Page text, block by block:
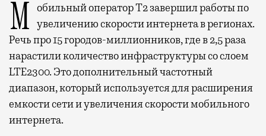
Мобильный оператор Т2 завершил работы по увеличению скорости интернета в регионах.
Речь про 15 городов-миллионников, где в 2,5 раза
нарастили количество инфраструктуры со слоем
LTE2300. Это дополнительный частотный
диапазон, который используется для расширения
емкости сети и увеличения скорости мобильного
интернета.